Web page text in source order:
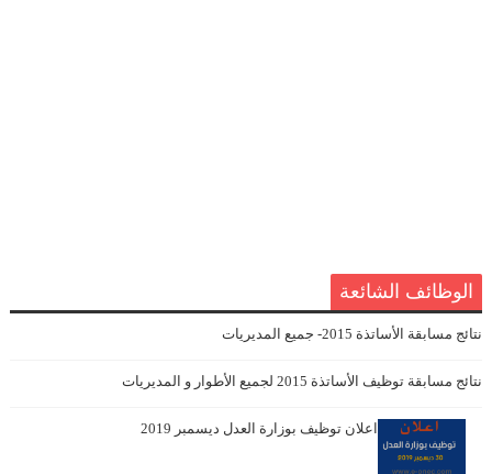
الوظائف الشائعة
نتائج مسابقة الأساتذة 2015- جميع المديريات
نتائج مسابقة توظيف الأساتذة 2015 لجميع الأطوار و المديريات
اعلان توظيف بوزارة العدل ديسمبر 2019